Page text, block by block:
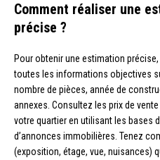
Comment réaliser une
précise ?
Pour obtenir une estimation
toutes les informations objectives
nombre de pièces, année de
annexes. Consultez les prix de
votre quartier en utilisant les bases
d’annonces immobilières. Tenez
(exposition, étage, vue, nuisances)